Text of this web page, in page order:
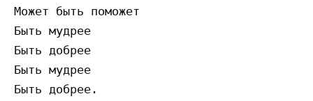
Может быть поможет
Быть мудрее
Быть добрее
Быть мудрее
Быть добрее.